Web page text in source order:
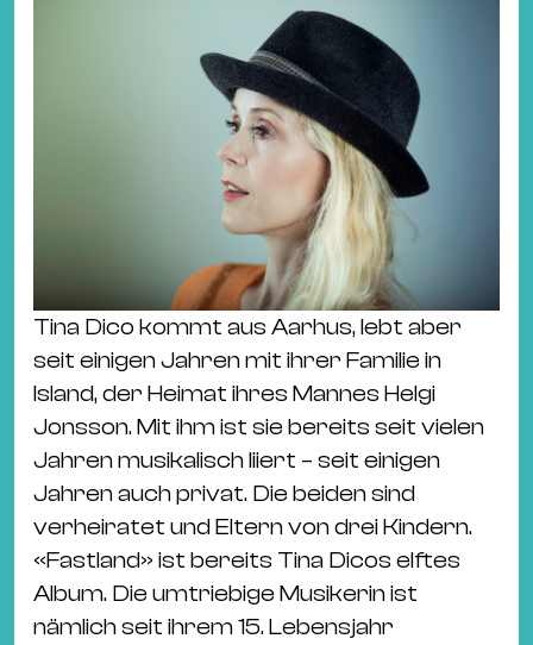
Magazin Newsletter Suchen
Tina Dico kommt aus Aarhus, lebt aber
seit einigen Jahren mit ihrer Familie in
Island, der Heimat ihres Mannes Helgi
Jonsson. Mit ihm ist sie bereits seit vielen
Jahren musikalisch liiert – seit einigen
Jahren auch privat. Die beiden sind
verheiratet und Eltern von drei Kindern.
«Fastland» ist bereits Tina Dicos elftes
Album. Die umtriebige Musikerin ist
nämlich seit ihrem 15. Lebensjahr